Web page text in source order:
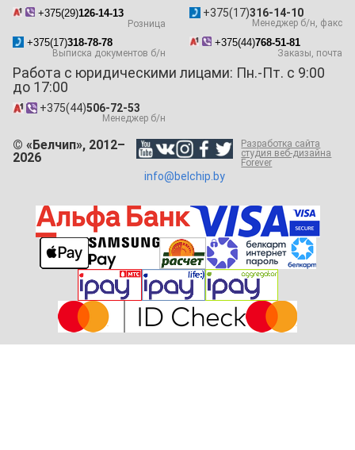
+375(29)126-14-13
Розница
+375(17)316-14-10
Менеджер б/н, факс
+375(17)318-78-78
Выписка документов б/н
+375(44)768-51-81
Заказы, почта
+375(44)506-72-53
Менеджер б/н
Работа с юридическими лицами: Пн.-Пт. с 9:00
до 17:00
info@belchip.by
© «Белчип», 2012–
2026
Разработка сайта
студия веб-дизайна
Forever